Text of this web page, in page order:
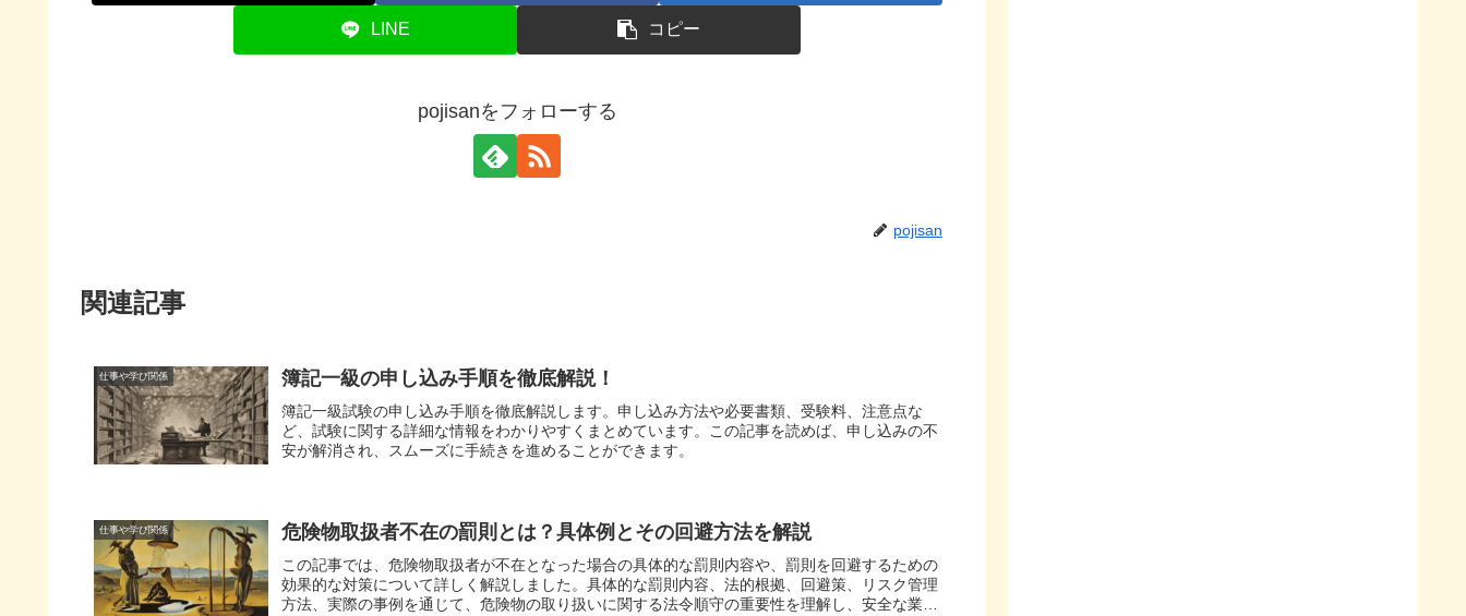
LINE コピー
pojisanをフォローする
pojisan
関連記事
仕事や学び関係 簿記一級の申し込み手順を徹底解説！
簿記一級試験の申し込み手順を徹底解説します。申し込み方法や必要書類、受験料、注意点な
ど、試験に関する詳細な情報をわかりやすくまとめています。この記事を読めば、申し込みの不
安が解消され、スムーズに手続きを進めることができます。
仕事や学び関係 危険物取扱者不在の罰則とは？具体例とその回避方法を解説
この記事では、危険物取扱者が不在となった場合の具体的な罰則内容や、罰則を回避するための
効果的な対策について詳しく解説しました。具体的な罰則内容、法的根拠、回避策、リスク管理
方法、実際の事例を通じて、危険物の取り扱いに関する法令順守の重要性を理解し、安全な業務